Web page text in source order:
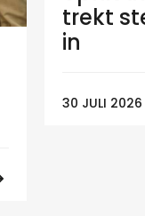
trekt
in
30 JULI 2026